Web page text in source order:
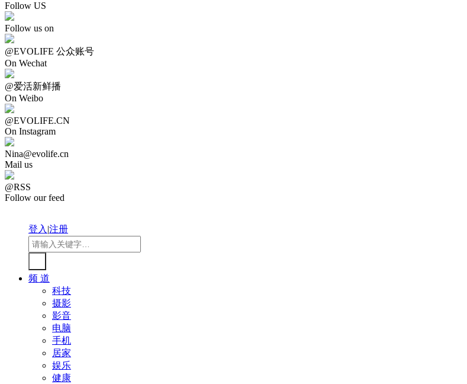
Follow US
Follow us on
@EVOLIFE 公众账号
On Wechat
@爱活新鲜播
On Weibo
@EVOLIFE.CN
On Instagram
Nina@evolife.cn
Mail us
@RSS
Follow our feed
登入|注册
频 道
科技
摄影
影音
电脑
手机
居家
娱乐
健康